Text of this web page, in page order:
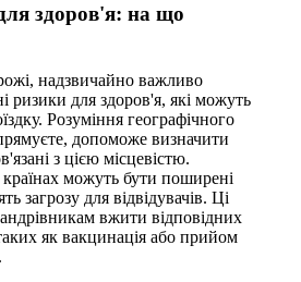
здоров'я: на що
надзвичайно важливо
ризики для здоров'я, які можуть
Розуміння географічного
допоможе визначити
з цією місцевістю.
можуть бути поширені
загрозу для відвідувачів. Ці
вжити відповідних
як вакцинація або прийом